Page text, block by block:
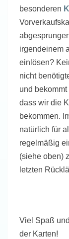
besonderen
irgendeinem
einlösen?
nicht
und
dass wir die
bekommen.
natürlich für
regelmäßig
(siehe oben)
letzten
Viel Spaß
der Karten!